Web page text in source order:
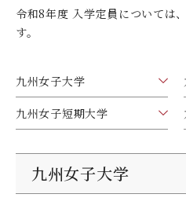
お知らせ
採用情報
公式SNS
情報公開
国際交流
地域教育実践研究センター
心理・文化学科（旧 人間
人間科学専攻（修士課程）
教員検索
教員検索
学生サポート
北九州市の企業情報・求人情報
対象者別
就職状況
オープンキャンパス
大学見学
進路相談会案内
出前授業（高校生向け）
よくある質問
令和8年度 入学定員については
す。
九州女子大学
九州女子短期大学
九州女子大学